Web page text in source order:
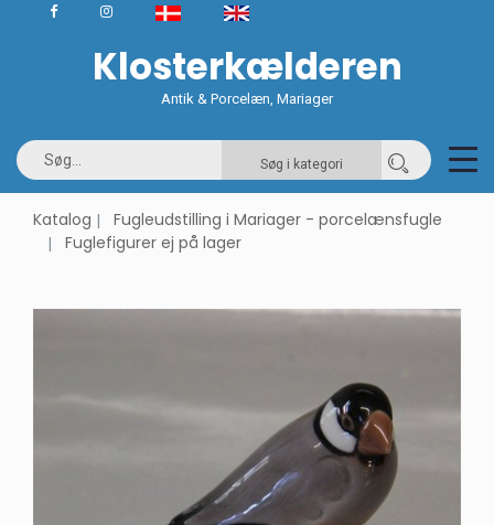
Klosterkælderen
Antik & Porcelæn, Mariager
Søg i kategori
Katalog
Fugleudstilling i Mariager - porcelænsfugle
Fuglefigurer ej på lager